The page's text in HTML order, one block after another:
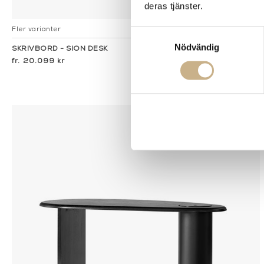
deras tjänster.
Nödvändig
Fler varianter
SKRIVBORD - SION DESK
20.099 kr